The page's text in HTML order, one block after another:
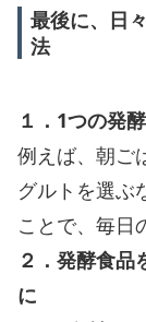
最後に、日
法
１．1つの発
例えば、朝ご
グルトを選ぶ
ことで、毎日
２．発酵食品
に